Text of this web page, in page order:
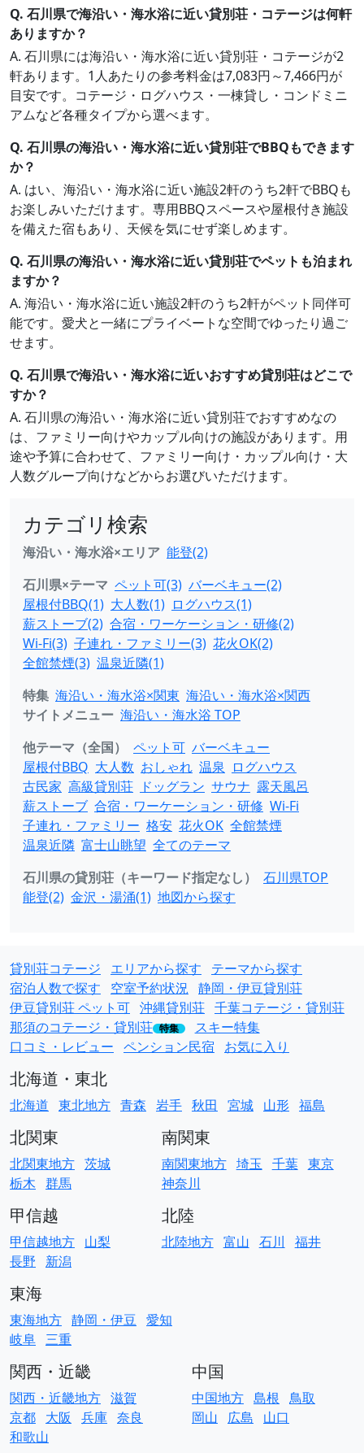
Q. 石川県で海沿い・海水浴に近い貸別荘・コテージは何軒
ありますか？
A. 石川県には海沿い・海水浴に近い貸別荘・コテージが2
軒あります。1人あたりの参考料金は7,083円～7,466円が
目安です。コテージ・ログハウス・一棟貸し・コンドミニ
アムなど各種タイプから選べます。
Q. 石川県の海沿い・海水浴に近い貸別荘でBBQもできます
か？
A. はい、海沿い・海水浴に近い施設2軒のうち2軒でBBQも
お楽しみいただけます。専用BBQスペースや屋根付き施設
を備えた宿もあり、天候を気にせず楽しめます。
Q. 石川県の海沿い・海水浴に近い貸別荘でペットも泊まれ
ますか？
A. 海沿い・海水浴に近い施設2軒のうち2軒がペット同伴可
能です。愛犬と一緒にプライベートな空間でゆったり過ご
せます。
Q. 石川県で海沿い・海水浴に近いおすすめ貸別荘はどこで
すか？
A. 石川県の海沿い・海水浴に近い貸別荘でおすすめなの
は、ファミリー向けやカップル向けの施設があります。用
途や予算に合わせて、ファミリー向け・カップル向け・大
人数グループ向けなどからお選びいただけます。
カテゴリ検索
海沿い・海水浴×エリア 能登(2)
石川県×テーマ ペット可(3) バーベキュー(2)
屋根付BBQ(1) 大人数(1) ログハウス(1)
薪ストーブ(2) 合宿・ワーケーション・研修(2)
Wi-Fi(3) 子連れ・ファミリー(3) 花火OK(2)
全館禁煙(3) 温泉近隣(1)
特集 海沿い・海水浴×関東 海沿い・海水浴×関西
サイトメニュー 海沿い・海水浴 TOP
他テーマ（全国）
ペット可 バーベキュー
屋根付BBQ 大人数 おしゃれ 温泉 ログハウス
古民家 高級貸別荘 ドッグラン サウナ 露天風呂
薪ストーブ 合宿・ワーケーション・研修 Wi-Fi
子連れ・ファミリー 格安 花火OK 全館禁煙
温泉近隣 富士山眺望 全てのテーマ
石川県の貸別荘（キーワード指定なし）
石川県TOP
能登(2) 金沢・湯涌(1) 地図から探す
貸別荘コテージ エリアから探す
テーマから探す
宿泊人数で探す
空室予約状況 静岡・伊豆貸別荘
伊豆貸別荘 ペット可 沖縄貸別荘 千葉コテージ・貸別荘
那須のコテージ・貸別荘 特集
スキー特集
口コミ・レビュー ペンション民宿 お気に入り
北海道・東北
北海道 東北地方 青森 岩手 秋田 宮城 山形 福島
北関東
北関東地方 茨城
栃木 群馬
南関東
南関東地方 埼玉 千葉 東京
神奈川
甲信越
甲信越地方 山梨
長野
新潟
北陸
北陸地方 富山 石川 福井
東海
東海地方 静岡・伊豆 愛知
岐阜 三重
関西・近畿
関西・近畿地方 滋賀
京都 大阪 兵庫 奈良
和歌山
中国
中国地方 島根 鳥取
岡山
広島 山口